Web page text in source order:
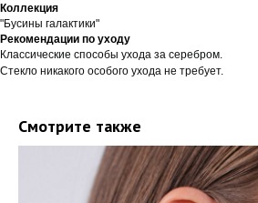
Коллекция
"Бусины галактики"
Рекомендации по уходу
Классические способы ухода за серебром.
Стекло никакого особого ухода не требует.
Смотрите также